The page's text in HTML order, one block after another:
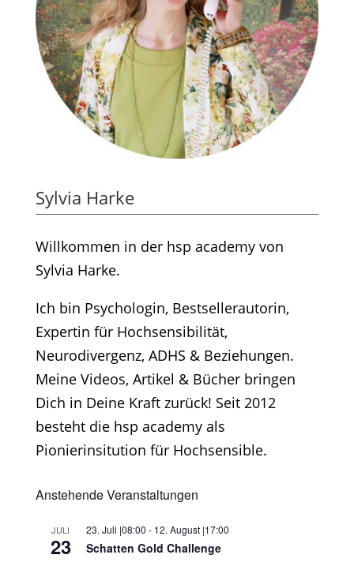
Sylvia Harke
Willkommen in der hsp academy von
Sylvia Harke.
Ich bin Psychologin, Bestsellerautorin,
Expertin für Hochsensibilität,
Neurodivergenz, ADHS & Beziehungen.
Meine Videos, Artikel & Bücher bringen
Dich in Deine Kraft zurück! Seit 2012
besteht die hsp academy als
Pionierinsitution für Hochsensible.
Anstehende Veranstaltungen
JULI
23
23. Juli |08:00 - 12. August |17:00
Schatten Gold Challenge